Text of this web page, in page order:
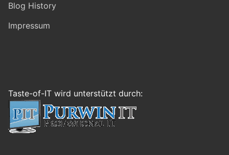
Blog History
Impressum
Taste-of-IT wird unterstützt durch: